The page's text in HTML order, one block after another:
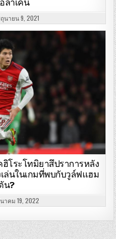
ล่าเคน
นายน 9, 2021
โระโทมิยาสึปราการหลัง
ล่นในเกมที่พบกับวูล์ฟแฮม
น?
าคม 19, 2022